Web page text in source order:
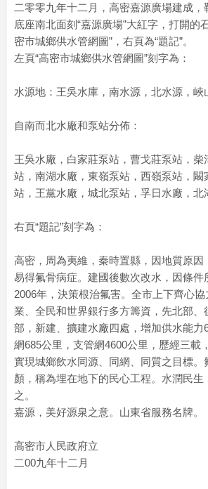
二零零九年十二月，高密嘉源廣場建成
底座南北面刻“嘉源廣場”大紅字，打開的
密市城鄉供水管網圖”，右頁為“題記”。
左頁“高密市城鄉供水管網圖”刻字為：
水源地：王吳水庫，南水源，北水源，峽
自南而北水廠和泵站分佈：
王吳水廠，白家莊泵站，曹戈莊泵站，柴
站，南湖水廠，東嶺泵站，西嶺泵站，闞
站，王黨水廠，城北泵站，孚日水廠，北
右頁“題記”刻字為：
高密，周為夷維，秦時置縣，因地質原因
易得氟骨病症。建國後數次改水，因條件
2006年，決策根治氟害。全市上下齊心
業、全民和世界銀行多方籌資，先北部、
部，新建、擴建水廠四處，增加供水能力
網685公里，支管網4600公里，歷經三載
實現城鄉飲水同源、同網、同質之目標。
顏，稱為埋在地下的民心工程。水潤民
之。
嘉源，美好源泉之意。山東省服務名牌。
高密市人民政府立
二00九年十二月